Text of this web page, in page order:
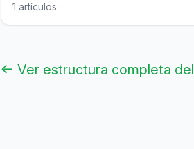
1 artículos
← Ver estructura completa del